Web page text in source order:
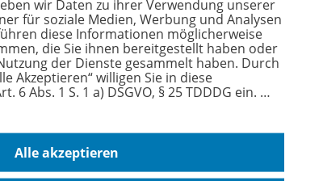
verfügbar
PDF-Dokument
wir Daten zu ihrer Verwendung unserer
für soziale Medien, Werbung und Analysen
diese Informationen möglicherweise
die Sie ihnen bereitgestellt haben oder
der Dienste gesammelt haben. Durch
Akzeptieren“ willigen Sie in diese
6 Abs. 1 S. 1 a) DSGVO, § 25 TDDDG ein. …
Alle akzeptieren